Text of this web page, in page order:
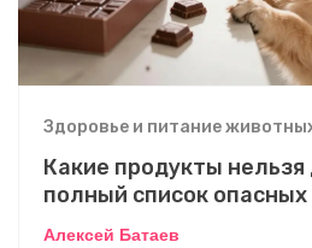
Здоровье и питание
Какие продукты нельзя
полный список опасных
симптомы отравления
Алексей Батаев